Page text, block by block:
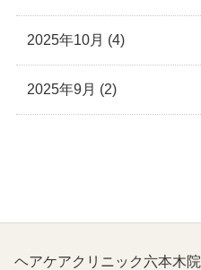
2025年10月 (4)
2025年9月 (2)
ヘアケアクリニック六本木院